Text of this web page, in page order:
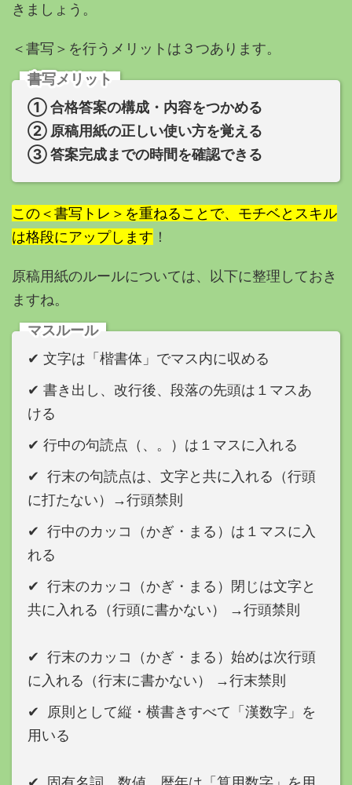
きましょう。
＜ 書写＞を行うメリットは３つあります。
書写メリット
① 合格答案の構成・内容をつかめる
② 原稿用紙の正しい使い方を覚える
③ 答案完成までの時間を確認できる
この＜書写トレ＞を重ねることで、モチベとスキル
は格段にアップします ！
原稿用紙のルールについては、以下に整理しておき
ますね。
マスルール
✔︎ 文字は「楷書体」でマス内に収める
✔︎ 書き出し、改行後、段落の先頭は１マスあ
ける
✔︎ 行中の句読点（、。）は１マスに入れる
✔︎ 行末の句読点は、文字と共に入れる（行頭
に打たない）→行頭禁則
✔︎ 行中のカッコ（かぎ・まる）は１マスに入
れる
✔︎ 行末のカッコ（かぎ・まる）閉じは文字と
共に入れる（行頭に書かない） →行頭禁則
✔︎ 行末のカッコ（かぎ・まる）始めは次行頭
に入れる（行末に書かない） →行末禁則
✔︎ 原則として縦・横書きすべて「漢数字」を
用いる